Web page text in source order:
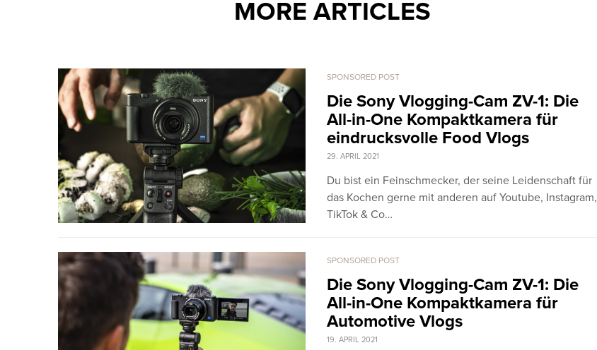
MORE ARTICLES
SPONSORED POST
Die Sony Vlogging-Cam ZV-1: Die
All-in-One Kompaktkamera für
eindrucksvolle Food Vlogs
29. APRIL 2021
Du bist ein Feinschmecker, der seine Leidenschaft für
das Kochen gerne mit anderen auf Youtube, Instagram,
TikTok & Co…
SPONSORED POST
Die Sony Vlogging-Cam ZV-1: Die
All-in-One Kompaktkamera für
Automotive Vlogs
19. APRIL 2021